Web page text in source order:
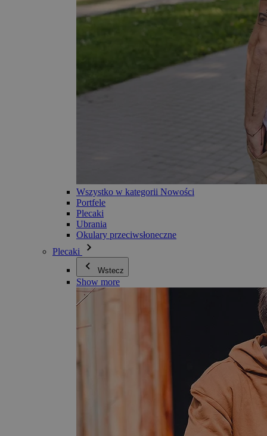
Wszystko w kategorii Nowości
Portfele
Plecaki
Ubrania
Okulary przeciwsłoneczne
Plecaki
Wstecz
Show more